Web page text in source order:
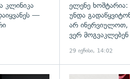
კლინიკა
—
ელენე
უნდა
არ ინერვიულოთ,
ვერ მოგვაკლებენ
29 ივნისი, 14:02